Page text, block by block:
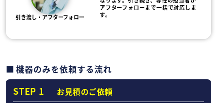
引き渡し・アフターフォロー
アフターフォローまで一括で対応しま
す。
機器のみを依頼する流れ
STEP 1 お見積のご依頼